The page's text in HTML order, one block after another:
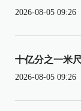
2026-08-05 09:26
十亿分之一米
2026-08-05 09:26